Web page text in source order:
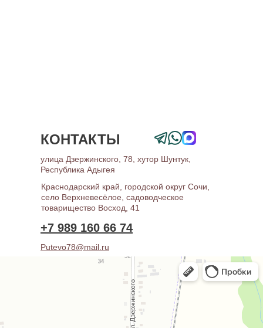
КОНТАКТЫ
+7 989 160 66 74
Краснодарский край, городской округ Сочи,
село Верхневесёлое, садоводческое
товарищество Восход, 41
улица Дзержинского, 78, хутор Шунтук,
Республика Адыгея
Putevo78@mail.ru